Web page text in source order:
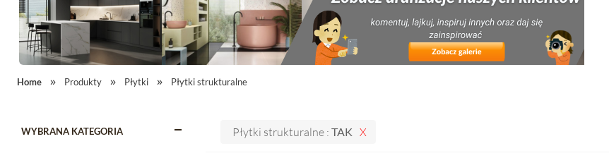
Home Produkty Płytki Płytki strukturalne
WYBRANA KATEGORIA Płytki strukturalne : TAK